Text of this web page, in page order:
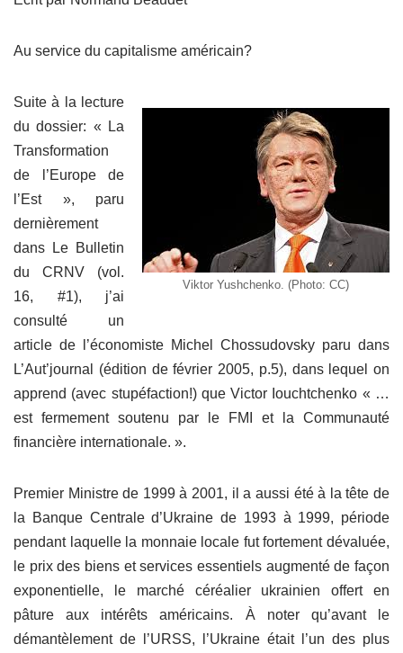
c
e
o
o
k
tt
er
ail ta
g
Au service du capitalisme américain?
Viktor Yushchenko. (Photo: CC)
Suite à la lecture
du dossier: « La
Transformation
de l’Europe de
l’Est », paru
dernièrement
dans Le Bulletin
du CRNV (vol.
16, #1), j’ai
consulté un
article de l’économiste Michel Chossudovsky paru dans
L’Aut’journal (édition de février 2005, p.5), dans lequel on
apprend (avec stupéfaction!) que Victor Iouchtchenko « …
est fermement soutenu par le FMI et la Communauté
financière internationale. ».
Premier Ministre de 1999 à 2001, il a aussi été à la tête de
la Banque Centrale d’Ukraine de 1993 à 1999, période
pendant laquelle la monnaie locale fut fortement dévaluée,
le prix des biens et services essentiels augmenté de façon
exponentielle, le marché céréalier ukrainien offert en
pâture aux intérêts américains. À noter qu’avant le
démantèlement de l’URSS, l’Ukraine était l’un des plus